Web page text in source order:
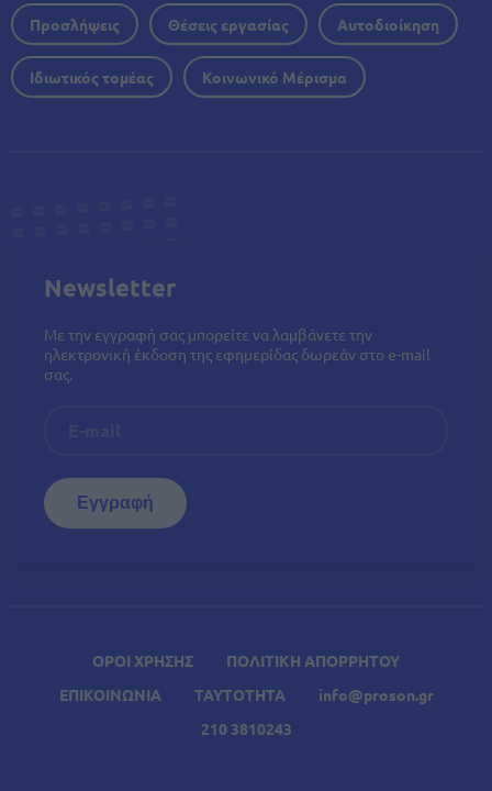
ΟΡΟΙ ΧΡΗΣΗΣ
ΠΟΛΙΤΙΚΗ ΑΠΟΡΡΗΤΟΥ
ΕΠΙΚΟΙΝΩΝΙΑ
ΤΑΥΤΟΤΗΤΑ
info@proson.gr
210 3810243
Προσλήψεις Θέσεις εργασίας Αυτοδιοίκηση
Ιδιωτικός τομέας Κοινωνικό Μέρισμα
Newsletter
Με την εγγραφή σας μπορείτε να λαμβάνετε την
ηλεκτρονική έκδοση της εφημερίδας δωρεάν στο e-mail
σας.